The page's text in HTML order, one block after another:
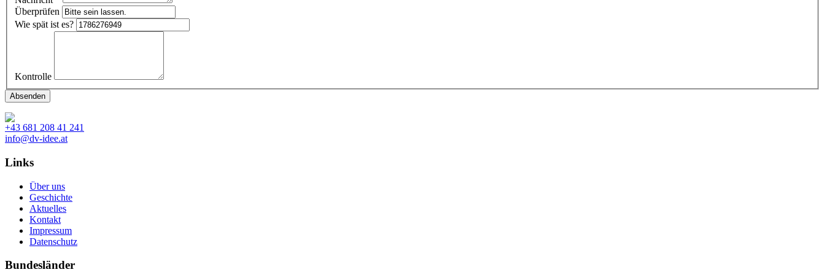
Überprüfen
Wie spät ist es?
Kontrolle
+43 681 208 41 241
info@dv-idee.at
Links
Über uns
Geschichte
Aktuelles
Kontakt
Impressum
Datenschutz
Bundesländer